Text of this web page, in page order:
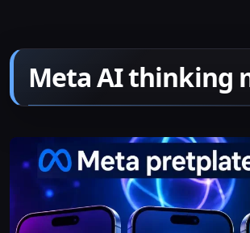
Meta AI thinking